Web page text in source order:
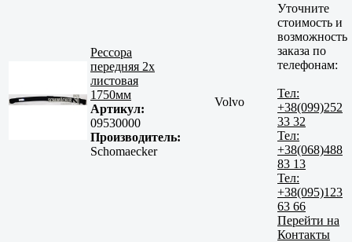
Рессора
передняя 2х
листовая
1750мм
Артикул:
09530000
Производитель:
Schomaecker
Volvo
Уточните
стоимость и
возможность
заказа по
телефонам:
Тел:
+38(099)252
33 32
Тел:
+38(068)488
83 13
Тел:
+38(095)123
63 66
Перейти на
Контакты